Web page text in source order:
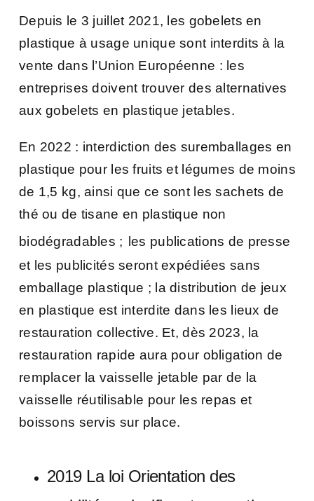
Depuis le 3 juillet 2021, les gobelets en
plastique à usage unique sont interdits à la
vente dans l’Union Européenne : les
entreprises doivent trouver des alternatives
aux gobelets en plastique jetables.
En 2022 : interdiction des suremballages en
plastique pour les fruits et légumes de moins
de 1,5 kg, ainsi que ce sont les sachets de
thé ou de tisane en plastique non
biodégradables ;
les publications de presse
et les publicités seront expédiées sans
emballage plastique ; la distribution de jeux
en plastique est interdite dans les lieux de
restauration collective. Et, dès 2023, la
restauration rapide aura pour obligation de
remplacer la vaisselle jetable par de la
vaisselle réutilisable pour les repas et
boissons servis sur place.
2019 La loi Orientation des